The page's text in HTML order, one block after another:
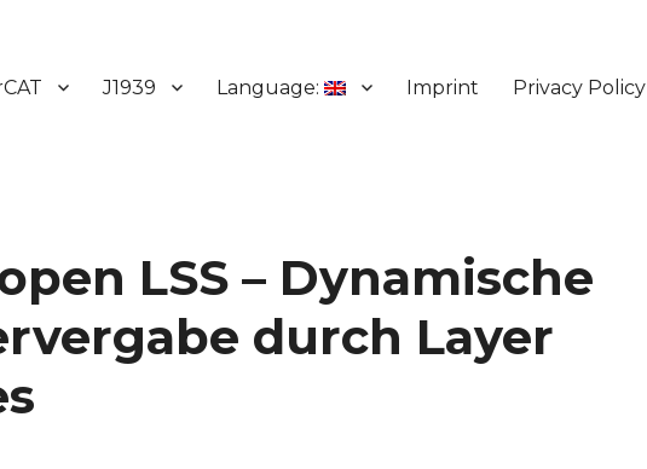
J1939 Language: Imprint Privacy Policy
LSS – Dynamische
durch Layer